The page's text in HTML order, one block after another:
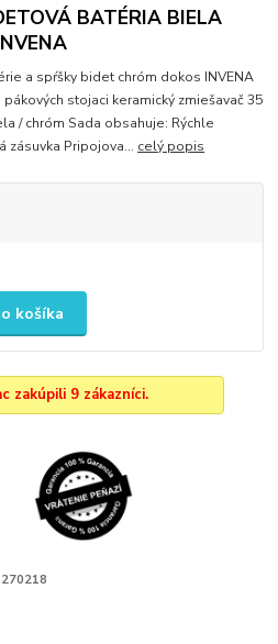
BATÉRIA BIELA
a spŕšky bidet chróm dokos INVENA
stojaci keramický zmiešavač 35
/ chróm Sada obsahuje: Rýchle
zásuvka Pripojova... celý popis
košíka
zakúpili 9 zákazníci.